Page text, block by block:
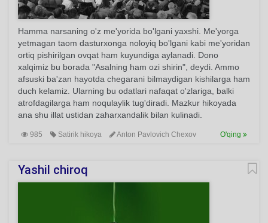
Hamma narsaning o'z me'yorida bo'lgani yaxshi. Me'yorga
yetmagan taom dasturxonga noloyiq bo'lgani kabi me'yoridan
ortiq pishirilgan ovqat ham kuyundiga aylanadi. Dono
xalqimiz bu borada "Asalning ham ozi shirin", deydi. Ammo
afsuski ba'zan hayotda chegarani bilmaydigan kishilarga ham
duch kelamiz. Ularning bu odatlari nafaqat o'zlariga, balki
atrofdagilarga ham noqulaylik tug'diradi. Mazkur hikoyada
ana shu illat ustidan zaharxandalik bilan kulinadi.
985 Satirik hikoya Anton Pavlovich Chexov O'qing
Yashil chiroq